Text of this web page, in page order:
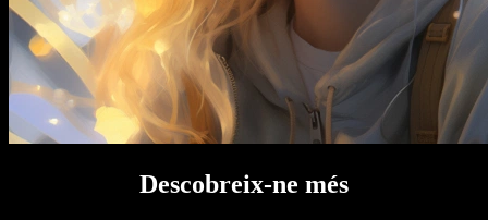
Descobreix-ne més